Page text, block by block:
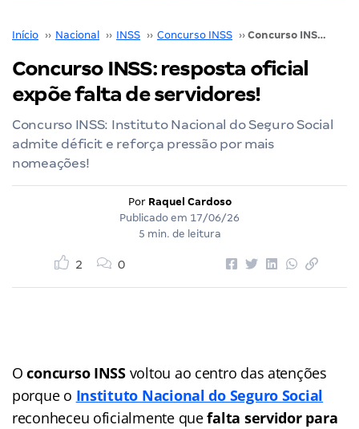
Início ›› Nacional ›› INSS ›› Concurso INSS ›› Concurso INSS: resposta oficial expõe falta de servidores!
Concurso INSS: resposta oficial
expõe falta de servidores!
Concurso INSS: Instituto Nacional do Seguro Social
admite déficit e reforça pressão por mais
nomeações!
Por Raquel Cardoso
Publicado em 17/06/26
5 min. de leitura
2 0
Oconcurso INSS voltou ao centro das atenções
porque o Instituto Nacional do Seguro Social
reconheceu oficialmente quefalta servidor para